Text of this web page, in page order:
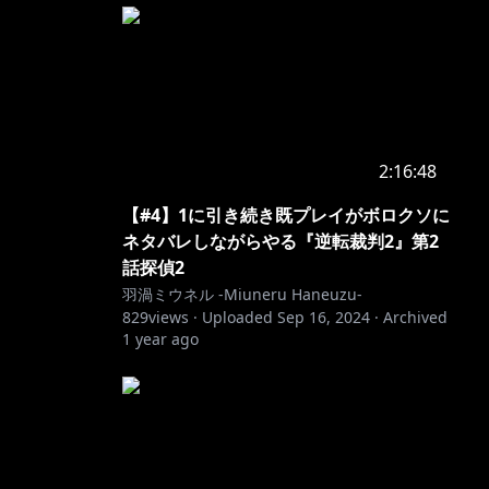
2:16:48
【#4】1に引き続き既プレイがボロクソに
ネタバレしながらやる『逆転裁判2』第2
話探偵2
羽渦ミウネル -Miuneru Haneuzu-
829views · Uploaded Sep 16, 2024 · Archived
1 year ago